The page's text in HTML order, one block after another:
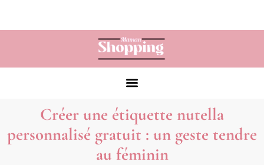
Créer une étiquette nutella
personnalisé gratuit : un geste tendre
au féminin